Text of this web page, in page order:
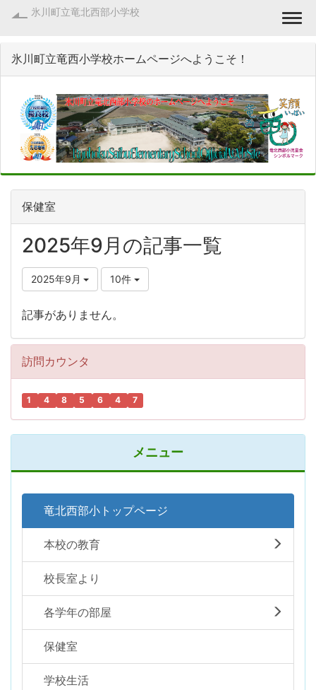
氷川町立竜北西部小学校
氷川町立竜西小学校ホームページへようこそ！
保健室
2025年9月の記事一覧
2025年9月 10件
記事がありません。
訪問カウンタ
1 4 8 5 6 4 7
メニュー
竜北西部小トップページ
本校の教育
校長室より
各学年の部屋
保健室
学校生活